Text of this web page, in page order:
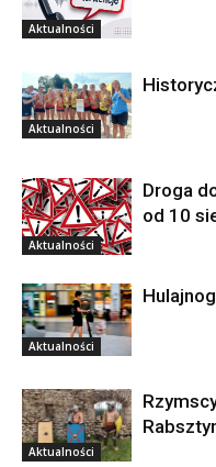
Aktualności
Aktualności
Aktualności
Droga
od 10
Aktualności
Aktualności